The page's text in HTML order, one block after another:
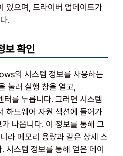
있으며, 드라이버 업데이트가
.
보 확인
의 시스템 정보를 사용하는
눌러 실행 창을 열고,
를 누릅니다. 그러면 시스템
하드웨어 자원 섹션에 들어가
나옵니다. 이 정보를 통해 그
라 메모리 용량과 같은 상세 스
시스템 정보를 통해 얻은 데이